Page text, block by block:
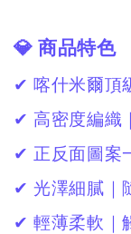
💎 商品特色
✔ 喀什米爾頂
✔ 高密度編織
✔ 正反面圖案
✔ 光澤細膩｜
✔ 輕薄柔軟｜